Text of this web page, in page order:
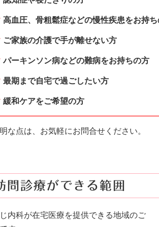
高血圧、骨粗鬆症などの慢性疾患をお持
ご家族の介護で手が離せない方
パーキンソン病などの難病をお持ちの方
最期まで自宅で過ごしたい方
緩和ケアをご希望の方
な点は、お気軽にお問合せください。
問診療ができる範囲
内科が在宅医療を提供できる地域のご